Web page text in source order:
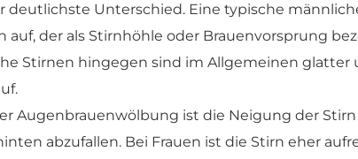
deutlichste Unterschied. Eine typische
der als Stirnhöhle oder Brauenvorsprung
Stirnen hingegen sind im Allgemeinen glatter
Augenbrauenwölbung ist die Neigung der
abzufallen. Bei Frauen ist die Stirn eher